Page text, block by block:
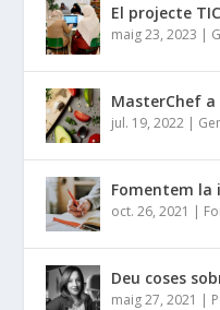
El projecte
maig 23, 2023 |
MasterChef a
jul. 19, 2022 |
Fomentem la
oct. 26, 2021 |
Deu coses
maig 27, 2021 |